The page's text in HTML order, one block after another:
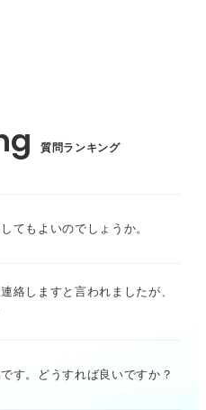
質問ランキング
てもよいのでしょうか。
絡しますと言われましたが、
す。どうすれば良いですか？